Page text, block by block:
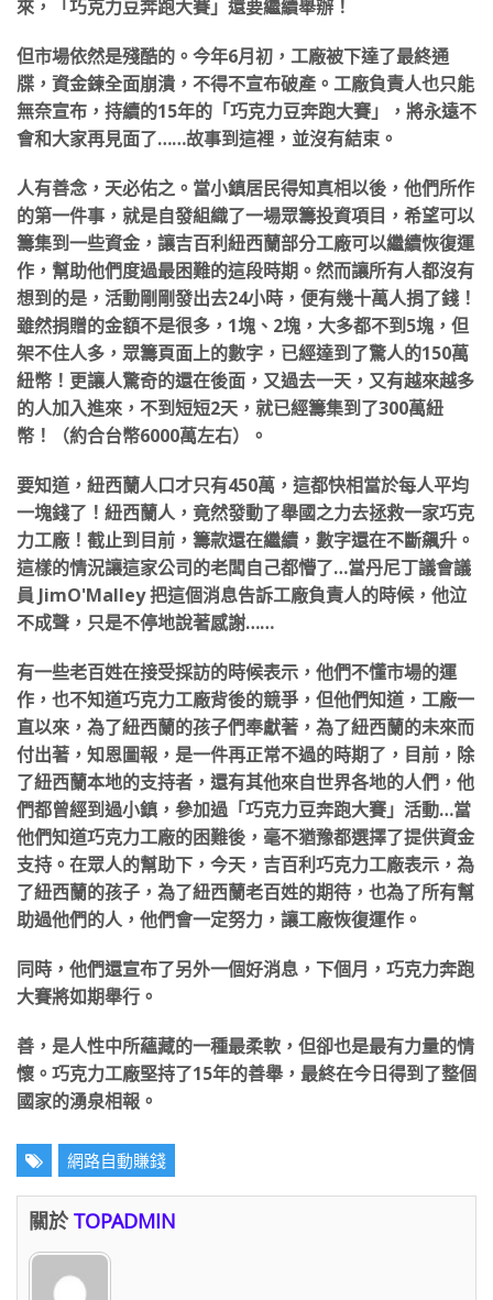
來，「巧克力豆奔跑大賽」還要繼續舉辦！
但市場依然是殘酷的。今年6月初，工廠被下達了最終通
牒，資金鍊全面崩潰，不得不宣布破產。工廠負責人也只能
無奈宣布，持續的15年的「巧克力豆奔跑大賽」，將永遠不
會和大家再見面了……故事到這裡，並沒有結束。
人有善念，天必佑之。當小鎮居民得知真相以後，他們所作
的第一件事，就是自發組織了一場眾籌投資項目，希望可以
籌集到一些資金，讓吉百利紐西蘭部分工廠可以繼續恢復運
作，幫助他們度過最困難的這段時期。然而讓所有人都沒有
想到的是，活動剛剛發出去24小時，便有幾十萬人捐了錢！
雖然捐贈的金額不是很多，1塊、2塊，大多都不到5塊，但
架不住人多，眾籌頁面上的數字，已經達到了驚人的150萬
紐幣！更讓人驚奇的還在後面，又過去一天，又有越來越多
的人加入進來，不到短短2天，就已經籌集到了300萬紐
幣！（約合台幣6000萬左右）。
要知道，紐西蘭人口才只有450萬，這都快相當於每人平均
一塊錢了！紐西蘭人，竟然發動了舉國之力去拯救一家巧克
力工廠！截止到目前，籌款還在繼續，數字還在不斷飆升。
這樣的情況讓這家公司的老闆自己都懵了…當丹尼丁議會議
員 JimO'Malley 把這個消息告訴工廠負責人的時候，他泣
不成聲，只是不停地說著感謝……
有一些老百姓在接受採訪的時候表示，他們不懂市場的運
作，也不知道巧克力工廠背後的競爭，但他們知道，工廠一
直以來，為了紐西蘭的孩子們奉獻著，為了紐西蘭的未來而
付出著，知恩圖報，是一件再正常不過的時期了，目前，除
了紐西蘭本地的支持者，還有其他來自世界各地的人們，他
們都曾經到過小鎮，參加過「巧克力豆奔跑大賽」活動…當
他們知道巧克力工廠的困難後，毫不猶豫都選擇了提供資金
支持。在眾人的幫助下，今天，吉百利巧克力工廠表示，為
了紐西蘭的孩子，為了紐西蘭老百姓的期待，也為了所有幫
助過他們的人，他們會一定努力，讓工廠恢復運作。
同時，他們還宣布了另外一個好消息，下個月，巧克力奔跑
大賽將如期舉行。
善，是人性中所蘊藏的一種最柔軟，但卻也是最有力量的情
懷。巧克力工廠堅持了15年的善舉，最終在今日得到了整個
國家的湧泉相報。
網路自動賺錢
關於 TOPADMIN